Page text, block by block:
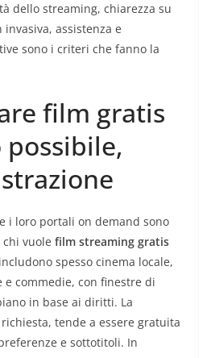
dello streaming, chiarezza su
assistenza e
sono i criteri che fanno la
film gratis
i loro portali on demand sono
vuole film streaming gratis
spesso cinema locale,
commedie, con finestre di
in base ai diritti. La
tende a essere gratuita
e sottotitoli. In